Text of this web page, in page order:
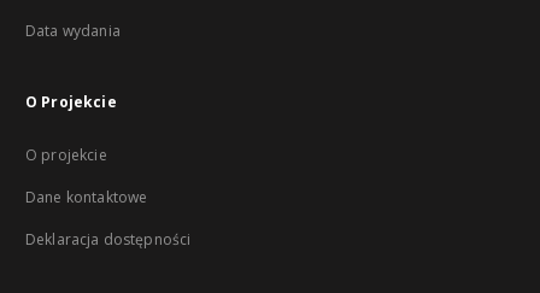
Data wydania
O Projekcie
O projekcie
Dane kontaktowe
Deklaracja dostępności